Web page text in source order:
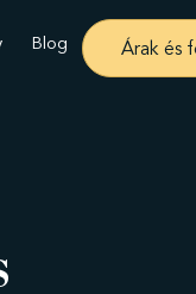
Blog Árak és